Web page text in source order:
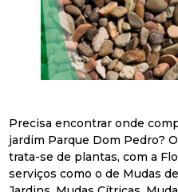
Precisa encontrar onde
jardim Parque Dom Pedro?
trata-se de plantas, com a
serviços como o de Mudas